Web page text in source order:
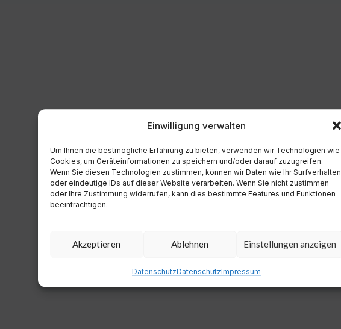
Einwilligung verwalten
Um Ihnen die bestmögliche Erfahrung zu bieten, verwenden wir Technologien wie
Cookies, um Geräteinformationen zu speichern und/oder darauf zuzugreifen.
Wenn Sie diesen Technologien zustimmen, können wir Daten wie Ihr Surfverhalten
oder eindeutige IDs auf dieser Website verarbeiten. Wenn Sie nicht zustimmen
oder Ihre Zustimmung widerrufen, kann dies bestimmte Features und Funktionen
beeinträchtigen.
Akzeptieren Ablehnen Einstellungen anzeigen
DatenschutzDatenschutzImpressum